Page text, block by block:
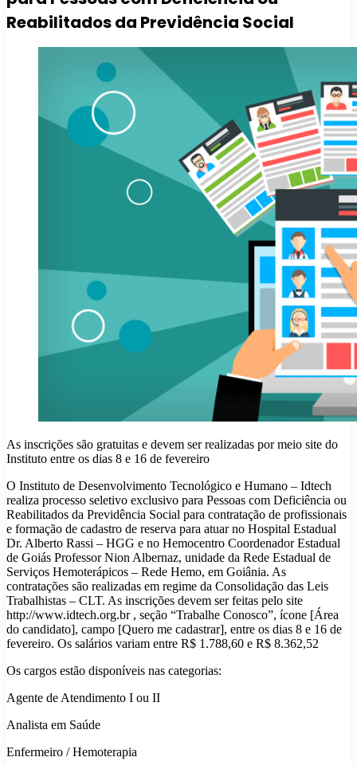
Reabilitados da Previdência Social
As inscrições são gratuitas e devem ser realizadas por meio site do
Instituto entre os dias 8 e 16 de fevereiro
O Instituto de Desenvolvimento Tecnológico e Humano – Idtech
realiza processo seletivo exclusivo para Pessoas com Deficiência ou
Reabilitados da Previdência Social para contratação de profissionais
e formação de cadastro de reserva para atuar no Hospital Estadual
Dr. Alberto Rassi – HGG e no Hemocentro Coordenador Estadual
de Goiás Professor Nion Albernaz, unidade da Rede Estadual de
Serviços Hemoterápicos – Rede Hemo, em Goiânia. As
contratações são realizadas em regime da Consolidação das Leis
Trabalhistas – CLT. As inscrições devem ser feitas pelo site
http://www.idtech.org.br , seção “Trabalhe Conosco”, ícone [Área
do candidato], campo [Quero me cadastrar], entre os dias 8 e 16 de
fevereiro. Os salários variam entre R$ 1.788,60 e R$ 8.362,52
Os cargos estão disponíveis nas categorias:
Agente de Atendimento I ou II
Analista em Saúde
Enfermeiro / Hemoterapia